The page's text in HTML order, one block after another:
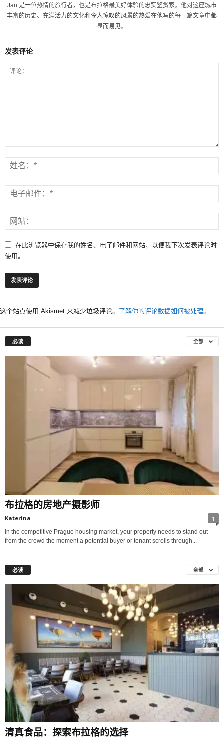
Jan 是一位热情的旅行者，也是布拉格最美好体验的忠实鉴赏家。他对这座城市
丰富的历史、充满活力的文化和令人惊叹的风景的热爱在他写的每一篇文章中都
显而易见。
发表评论
在此浏览器中保存我的姓名、电子邮件和网站，以便我下次发表评论时
使用。
这个站点使用 Akismet 来减少垃圾评论。 了解你的评论数据如何被处理。
必读 全部
布拉格的房地产摄影师
Katerina 1
In the competitive Prague housing market, your property needs to stand out
from the crowd the moment a potential buyer or tenant scrolls through...
必读 全部
清真食品：探索布拉格的选择